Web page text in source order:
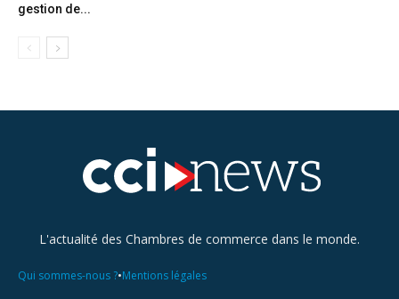
gestion de...
L'actualité des Chambres de commerce dans le monde.
Qui sommes-nous ?•Mentions légales